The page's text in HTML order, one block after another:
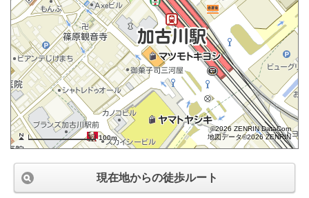
100m
©2026 ZENRIN DataCom
地図データ©2026 ZENRIN
現在地からの徒歩ルート